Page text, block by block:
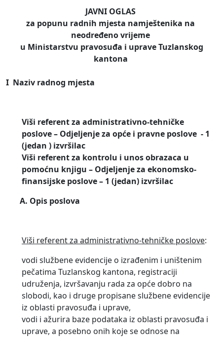
JAVNI OGLAS
za popunu radnih mjesta namještenika na
neodređeno vrijeme
u Ministarstvu pravosuđa i uprave Tuzlanskog
kantona
I Naziv radnog mjesta
Viši referent za administrativno-tehničke
poslove – Odjeljenje za opće i pravne poslove - 1
(jedan ) izvršilac
Viši referent za kontrolu i unos obrazaca u
pomoćnu knjigu – Odjeljenje za ekonomsko-
finansijske poslove – 1 (jedan) izvršilac
A. Opis poslova
Viši referent za administrativno-tehničke poslove:
vodi službene evidencije o izrađenim i uništenim
pečatima Tuzlanskog kantona, registraciji
udruženja, izvršavanju rada za opće dobro na
slobodi, kao i druge propisane službene evidencije
iz oblasti pravosuđa i uprave,
vodi i ažurira baze podataka iz oblasti pravosuđa i
uprave, a posebno onih koje se odnose na